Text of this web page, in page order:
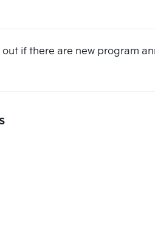
out if there are new program